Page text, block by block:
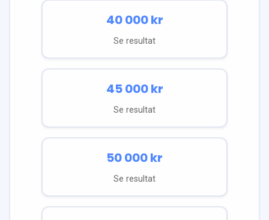
40 000kr
Se resultat
45 000kr
Se resultat
50 000kr
Se resultat